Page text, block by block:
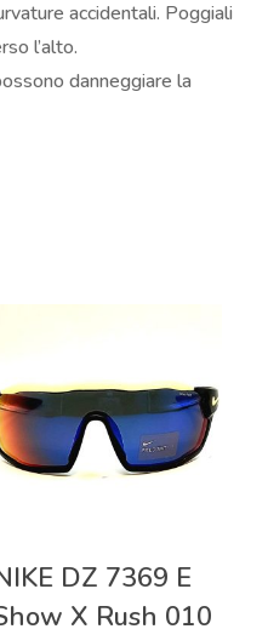
accidentali. Poggiali
l’alto.
danneggiare la
DZ 7369 E
X Rush 010